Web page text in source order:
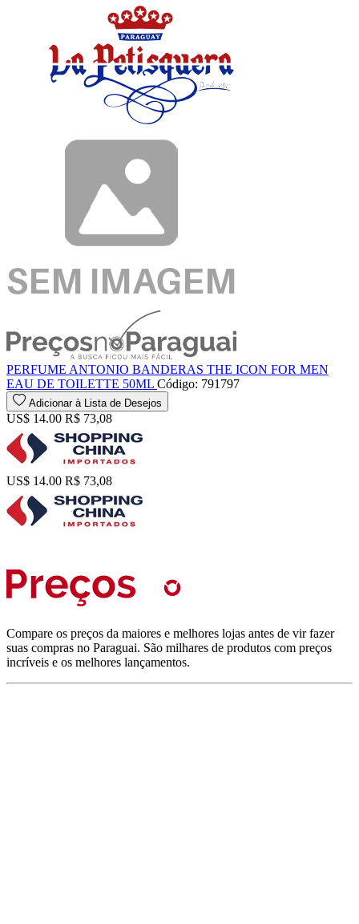
PERFUME ANTONIO BANDERAS THE ICON FOR MEN
EAU DE TOILETTE 50ML Código: 791797
Adicionar à Lista de Desejos
US$ 14.00 R$ 73,08
US$ 14.00 R$ 73,08
Compare os preços da maiores e melhores lojas antes de vir fazer
suas compras no Paraguai. São milhares de produtos com preços
incríveis e os melhores lançamentos.